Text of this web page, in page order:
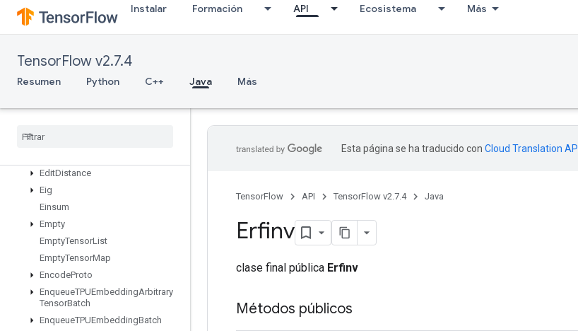
Instalar Formación API Ecosistema Más
TensorFlow v2.7.4
Resumen Python C++ Java Más
DisableCopyOnRead
DistributedSave
DummyIterationCounter
DummyMemoryCache
DynamicEnqueueTPUEmbedding
Dynamic
EditDistance
Eig
Einsum
Empty
EmptyTensorList
EmptyTensorMap
EncodeProto
EnqueueTPUEmbeddingArbitrary
TensorBatch
EnqueueTPUEmbeddingBatch
Esta página se ha traducido con Cloud Translation API
TensorFlow API TensorFlow v2.7.4 Java
Erfinv
clase final pública Erfinv
Métodos públicos